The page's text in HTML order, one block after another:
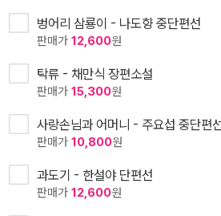
벙어리 삼룡이 - 나도향 중단편선
판매가 12,600원
탁류 - 채만식 장편소설
판매가 15,300원
사랑손님과 어머니 - 주요섭 중단편
판매가 10,800원
과도기 - 한설야 단편선
판매가 12,600원